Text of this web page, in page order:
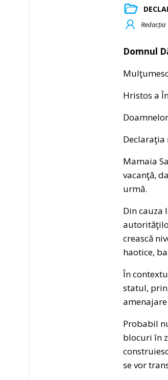
Redacția
Domnul
Hristos a
Declaraţia
Mamaia
vacanţă,
urmă.
Din cauza
crească
haotice,
În
statul,
Probabil
blocuri în
se vor